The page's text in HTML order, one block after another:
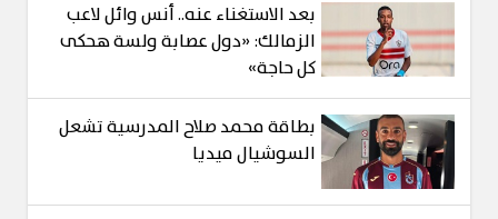
بعد الاستغناء عنه.. أنس وائل لاعب
الزمالك: «دول عصابة ولسة هحكى
كل حاجة»
بطاقة محمد صلاح المدرسية تشعل
السوشيال ميديا